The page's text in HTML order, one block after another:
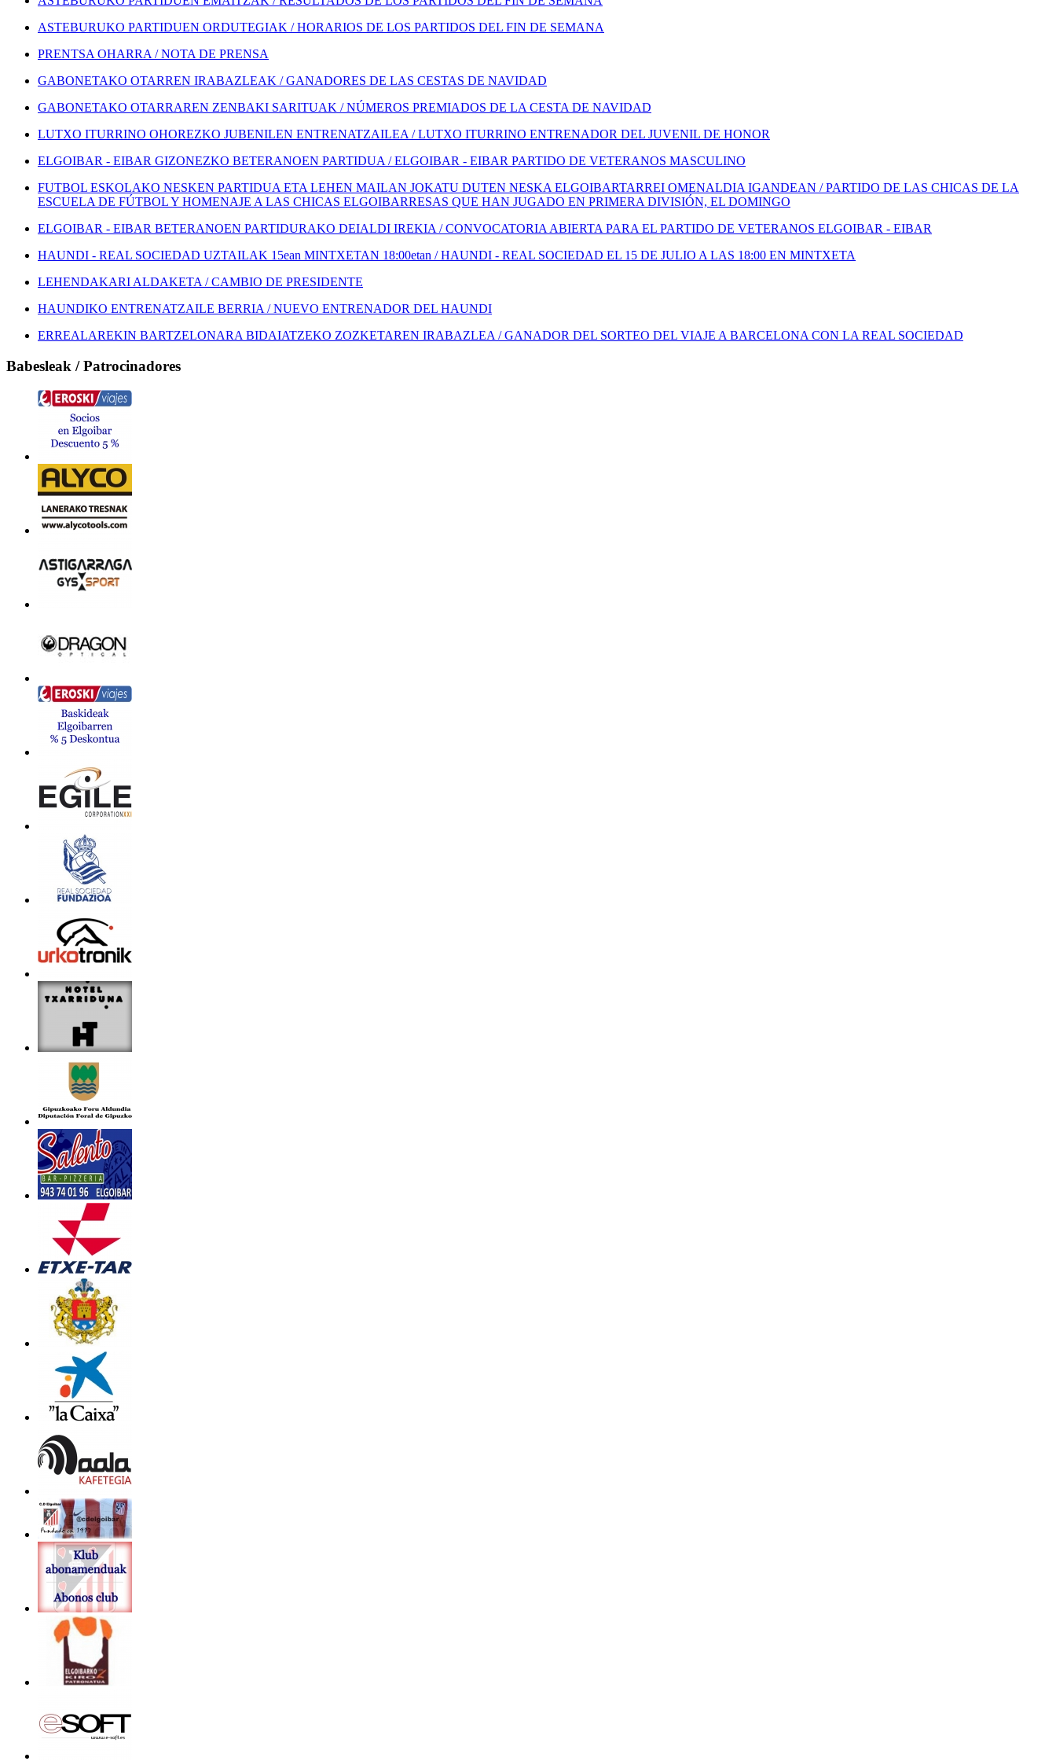
ASTEBURUKO PARTIDUEN ORDUTEGIAK / HORARIOS DE LOS PARTIDOS DEL FIN DE SEMANA
PRENTSA OHARRA / NOTA DE PRENSA
GABONETAKO OTARREN IRABAZLEAK / GANADORES DE LAS CESTAS DE NAVIDAD
GABONETAKO OTARRAREN ZENBAKI SARITUAK / NÚMEROS PREMIADOS DE LA CESTA DE NAVIDAD
LUTXO ITURRINO OHOREZKO JUBENILEN ENTRENATZAILEA / LUTXO ITURRINO ENTRENADOR DEL JUVENIL DE HONOR
ELGOIBAR - EIBAR GIZONEZKO BETERANOEN PARTIDUA / ELGOIBAR - EIBAR PARTIDO DE VETERANOS MASCULINO
FUTBOL ESKOLAKO NESKEN PARTIDUA ETA LEHEN MAILAN JOKATU DUTEN NESKA ELGOIBARTARREI OMENALDIA IGANDEAN / PARTIDO DE LAS CHICAS DE LA
ESCUELA DE FÚTBOL Y HOMENAJE A LAS CHICAS ELGOIBARRESAS QUE HAN JUGADO EN PRIMERA DIVISIÓN, EL DOMINGO
ELGOIBAR - EIBAR BETERANOEN PARTIDURAKO DEIALDI IREKIA / CONVOCATORIA ABIERTA PARA EL PARTIDO DE VETERANOS ELGOIBAR - EIBAR
HAUNDI - REAL SOCIEDAD UZTAILAK 15ean MINTXETAN 18:00etan / HAUNDI - REAL SOCIEDAD EL 15 DE JULIO A LAS 18:00 EN MINTXETA
LEHENDAKARI ALDAKETA / CAMBIO DE PRESIDENTE
HAUNDIKO ENTRENATZAILE BERRIA / NUEVO ENTRENADOR DEL HAUNDI
ERREALAREKIN BARTZELONARA BIDAIATZEKO ZOZKETAREN IRABAZLEA / GANADOR DEL SORTEO DEL VIAJE A BARCELONA CON LA REAL SOCIEDAD
Babesleak / Patrocinadores